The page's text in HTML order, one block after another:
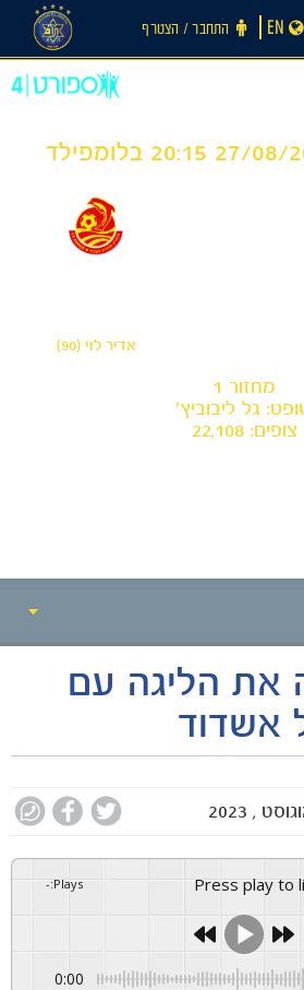
התחבר ‪/‬ הצטרף EN
אדיר לוי (90)
מחזור 1
גל ליבוביץ'
צופים: 22,108
את הליגה עם
Press play
Plays
:
-
0:00